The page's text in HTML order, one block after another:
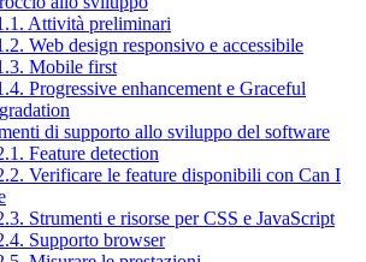
Attività preliminari
Web design responsivo e accessibile
Mobile first
Progressive enhancement e Graceful
di supporto allo sviluppo del software
Feature detection
Verificare le feature disponibili con Can I
Strumenti e risorse per CSS e JavaScript
Supporto browser